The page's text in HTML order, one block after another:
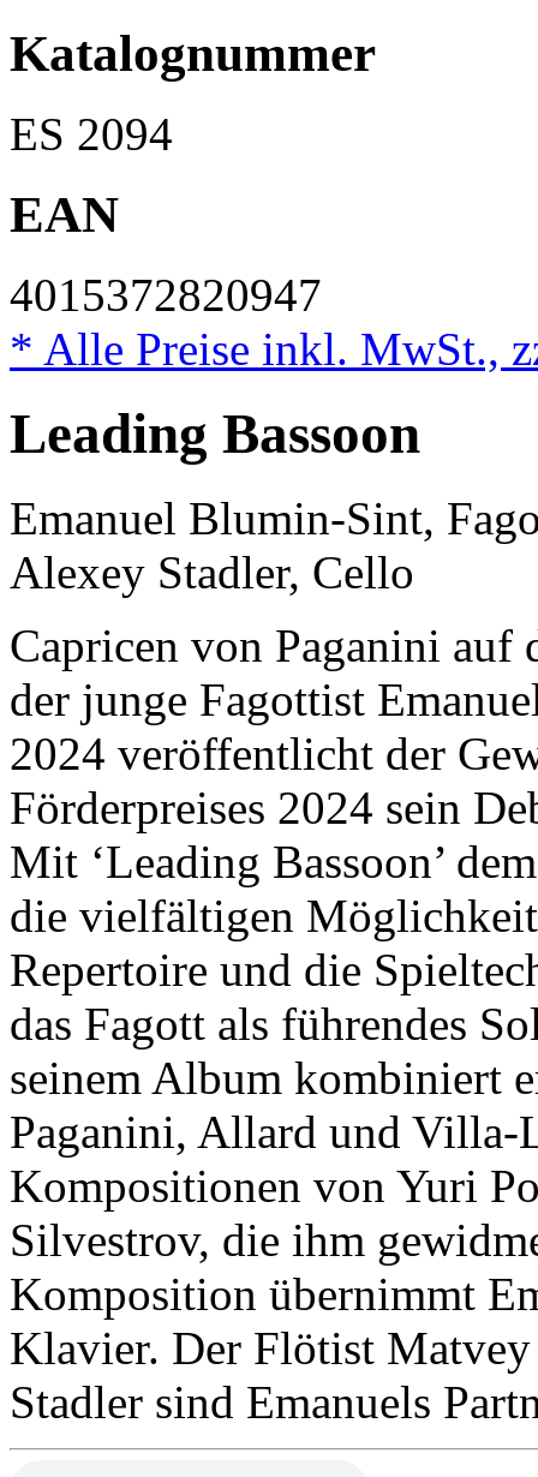
Katalognummer
ES 2094
EAN
4015372820947
* Alle Preise inkl. MwSt.,
Leading Bassoon
Emanuel Blumin-Sint,
Alexey Stadler, Cello
Capricen von Paganini auf
der junge Fagottist
2024 veröffentlicht der
Förderpreises 2024 sein
Mit ‘Leading Bassoon’
die vielfältigen
Repertoire und die
das Fagott als führendes
seinem Album kombiniert
Paganini, Allard und Villa-
Kompositionen von Yuri
Silvestrov, die ihm
Komposition übernimmt
Klavier. Der Flötist
Stadler sind Emanuels